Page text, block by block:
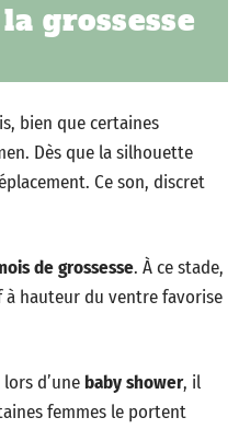
grossesse
bien que certaines
Dès que la silhouette
Ce son, discret
de grossesse. À ce stade,
à hauteur du ventre favorise
d’une baby shower, il
femmes le portent